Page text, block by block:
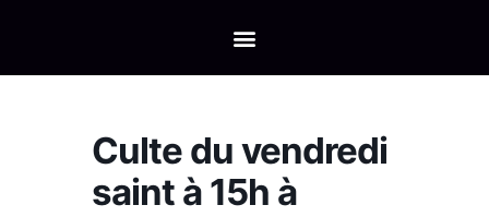
Culte du vendredi
saint à 15h à